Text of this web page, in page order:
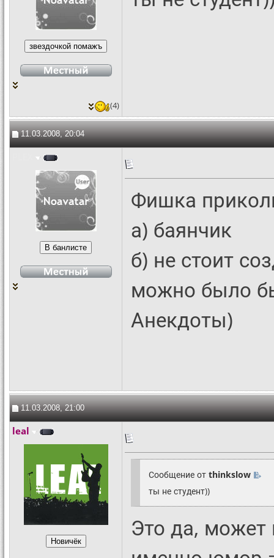
(4)
11.03.2008, 20:04
Фишка
а) баянчик
б) не стоит
можно было
Анекдоты)
11.03.2008, 21:00
leal
Сообщение от thinkslow
ты не студент))
Это да, может